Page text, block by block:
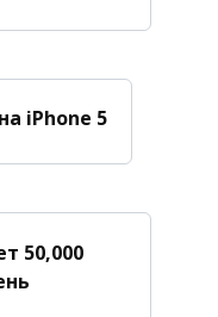
iPhone 5
50,000